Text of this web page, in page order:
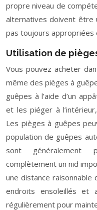
propre niveau de
alternatives doivent être
pas toujours appropriées
Utilisation de
Vous pouvez acheter
même des pièges à
guêpes à l’aide d’un
et les piéger à
Les pièges à guêpes
population de guêpes
sont généralement
complètement un nid
une distance raisonnable
endroits ensoleillés et
régulièrement pour